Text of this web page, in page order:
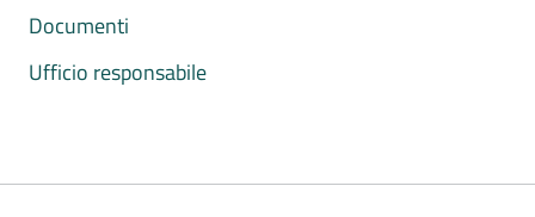
Documenti
Ufficio responsabile